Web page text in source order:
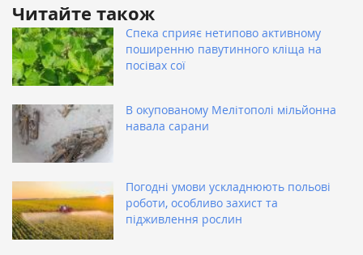
Читайте також
Спека сприяє нетипово активному
поширенню павутинного кліща на
посівах сої
В окупованому Мелітополі мільйонна
навала сарани
Погодні умови ускладнюють польові
роботи, особливо захист та
підживлення рослин